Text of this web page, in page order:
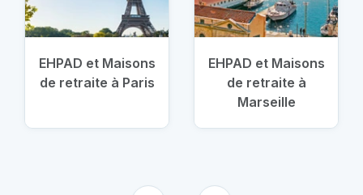
EHPAD et Maisons
de retraite à Paris
EHPAD et Maisons
de retraite à
Marseille